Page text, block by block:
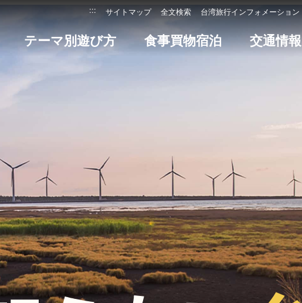
::: サイトマップ 全文検索 台湾旅行インフォメーション
テーマ別遊び方 食事買物宿泊 交通情報